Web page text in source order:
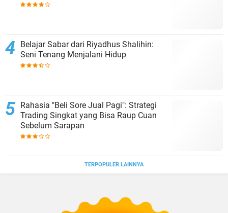
Belajar Sabar dari Riyadhus Shalihin:
Seni Tenang Menjalani Hidup
Rahasia "Beli Sore Jual Pagi": Strategi
Trading Singkat yang Bisa Raup Cuan
Sebelum Sarapan
TERPOPULER LAINNYA